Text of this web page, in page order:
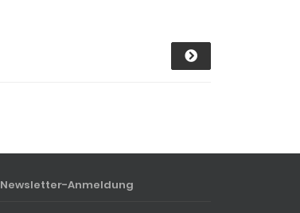
Newsletter-Anmeldung